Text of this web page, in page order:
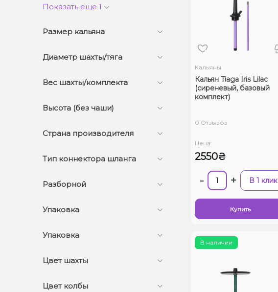
Показать еще 1
Размер кальяна
Диаметр шахты/тяга
Вес шахты/комплекта
Высота (без чаши)
Страна производителя
Тип коннектора шланга
Разборной
Упаковка
Упаковка
Цвет шахты
Цвет колбы
Кальяны
Кальян Tiaga Iris Lilac
(сиреневый, базовый
комплект)
0 Отзывов
Цена:
2550₴
- + В 1 клик
Купить
В наличии